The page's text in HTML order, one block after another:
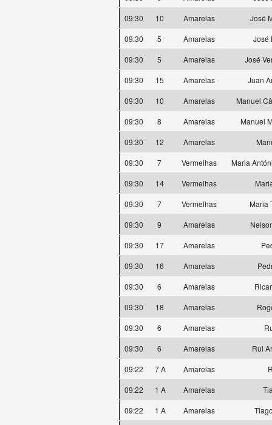
09:30
10 Amarelas
José
09:30
5 Amarelas
José
09:30
5 Amarelas
José
09:30
15 Amarelas
Juan
09:30
10 Amarelas
Manuel
09:30
8 Amarelas
Manuel
09:30
12 Amarelas
09:30
7 Vermelhas
Maria
09:30
14 Vermelhas
09:30
7 Vermelhas
Maria
09:30
9 Amarelas
09:30
17 Amarelas
09:30
16 Amarelas
09:30
6 Amarelas
09:30
18 Amarelas
09:30
6 Amarelas
09:30
6 Amarelas
Rui
09:22
7 A Amarelas
09:22
1 A Amarelas
09:22
1 A Amarelas